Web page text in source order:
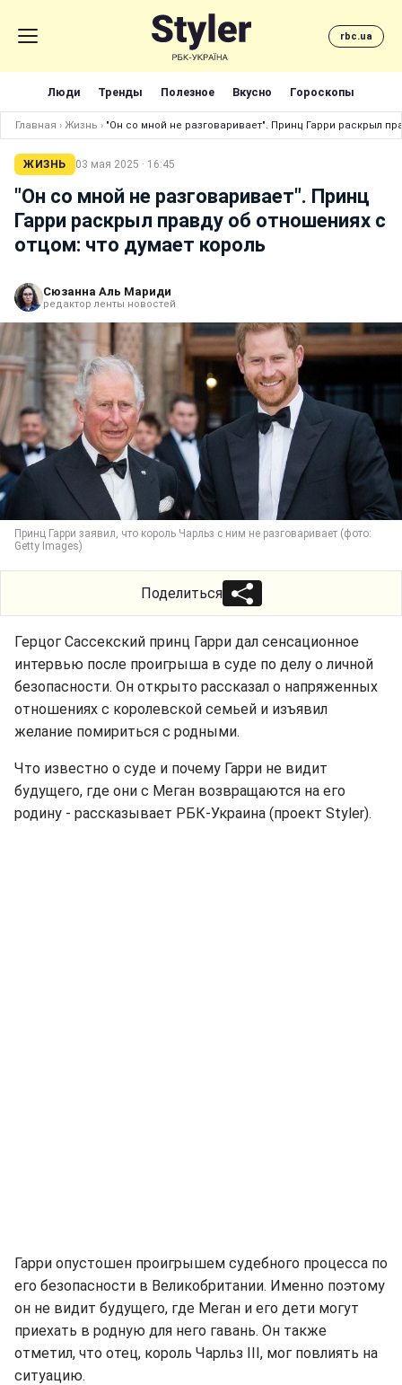
rbc.ua
Люди Тренды Полезное Вкусно Гороскопы
Главная › Жизнь › "Он со мной не разговаривает". Принц Гарри раскрыл
ЖИЗНЬ 03 мая 2025 · 16:45
"Он со мной не разговаривает". Принц
Гарри раскрыл правду об отношениях с
отцом: что думает король
Сюзанна Аль Мариди
редактор ленты новостей
Принц Гарри заявил, что король Чарльз с ним не разговаривает (фото:
Getty Images)
Поделиться
Герцог Сассекский принц Гарри дал сенсационное
интервью после проигрыша в суде по делу о личной
безопасности. Он открыто рассказал о напряженных
отношениях с королевской семьей и изъявил
желание помириться с родными.
Что известно о суде и почему Гарри не видит
будущего, где они с Меган возвращаются на его
родину - рассказывает РБК-Украина (проект Styler).
Гарри опустошен проигрышем судебного процесса по
его безопасности в Великобритании. Именно поэтому
он не видит будущего, где Меган и его дети могут
приехать в родную для него гавань. Он также
отметил, что отец, король Чарльз III, мог повлиять на
ситуацию.